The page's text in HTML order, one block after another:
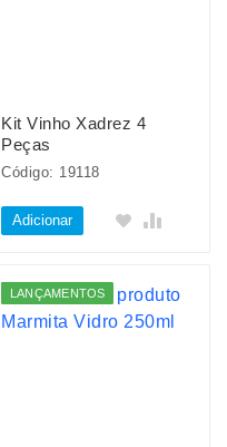
Kit Vinho Xadrez 4
Peças
Código: 19118
Adicionar
LANÇAMENTOS